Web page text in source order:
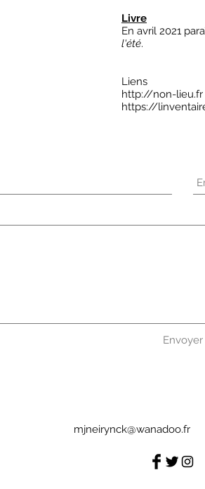
Livre
En avril 2021
l'été.
Liens
http://non-lieu.fr
https://
Envoyer
mjneirynck@wanadoo.fr